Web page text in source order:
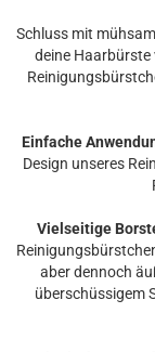
Schluss mit
deine Haarbürste
Einfache
Design unseres
Vielseitige
aber dennoch
überschüssigem